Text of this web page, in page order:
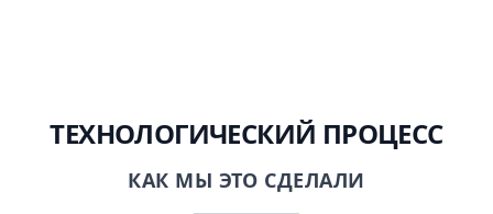
ТЕХНОЛОГИЧЕСКИЙ ПРОЦЕСС
КАК МЫ ЭТО СДЕЛАЛИ